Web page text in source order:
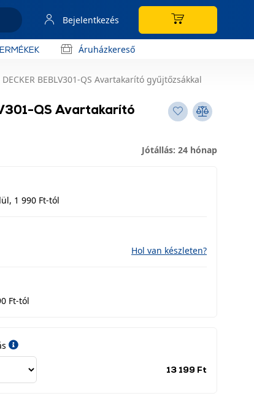
Bejelentkezés
Áruházkereső
DECKER BEBLV301-QS Avartakarító gyűjtőzsákkal
QS Avartakarító
Jótállás: 24 hónap
1 990 Ft-tól
Hol van készleten?
Ft-tól
időszak
13 199 Ft